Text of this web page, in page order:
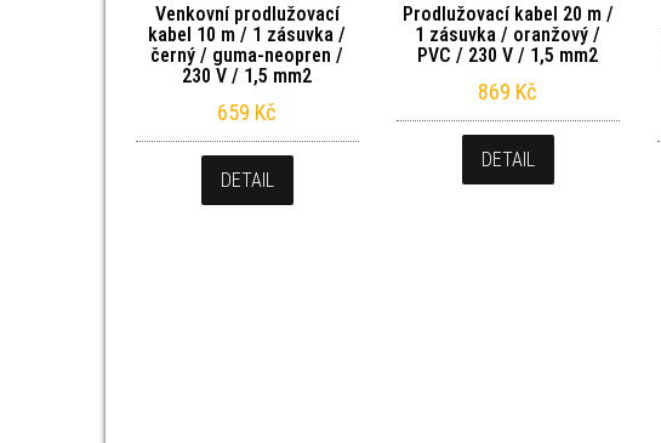
Venkovní prodlužovací
kabel 10 m / 1 zásuvka /
černý / guma-neopren /
230 V / 1,5 mm2
659 Kč
DETAIL
Prodlužovací kabel 20 m /
1 zásuvka / oranžový /
PVC / 230 V / 1,5 mm2
869 Kč
DETAIL